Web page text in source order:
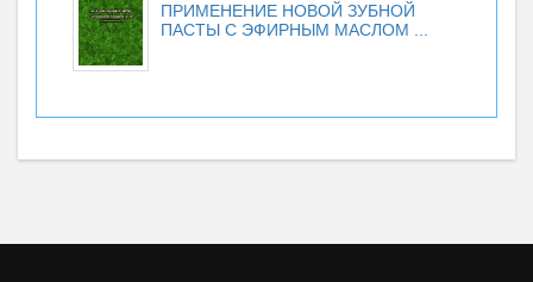
ПРИМЕНЕНИЕ НОВОЙ ЗУБНОЙ
ПАСТЫ С ЭФИРНЫМ МАСЛОМ ...